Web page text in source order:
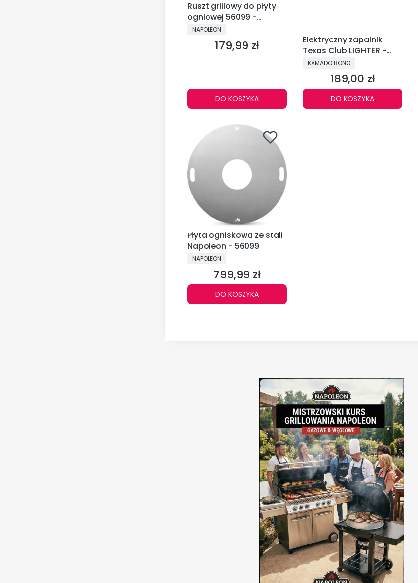
Ruszt grillowy do płyty
ogniowej 56099 -
GAGD001
PRODUCENT
NAPOLEON
Cena
179,99 zł
DO KOSZYKA
Elektryczny zapalnik
Texas Club LIGHTER -
TEXASLIGHTE
PRODUCENT
KAMADO BONO
Cena
189,00 zł
DO KOSZYKA
Płyta ogniskowa ze stali
Napoleon - 56099
PRODUCENT
NAPOLEON
Cena
799,99 zł
DO KOSZYKA